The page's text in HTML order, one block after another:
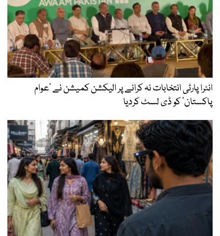
انٹرا پارٹی انتخابات نہ کرانے پر الیکشن کمیشن نے ’عوام
پاکستان‘ کو ڈی لسٹ کردیا